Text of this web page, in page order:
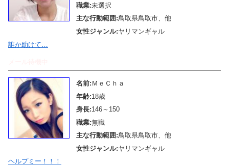
職業:未選択
主な行動範囲:鳥取県鳥取市、他
女性ジャンル:ヤリマンギャル
誰か助けて…
名前: ＭｅＣｈａ
年齢:18歳
身長:146～150
職業:無職
主な行動範囲:鳥取県鳥取市、他
女性ジャンル:ヤリマンギャル
ヘルプミー！！！